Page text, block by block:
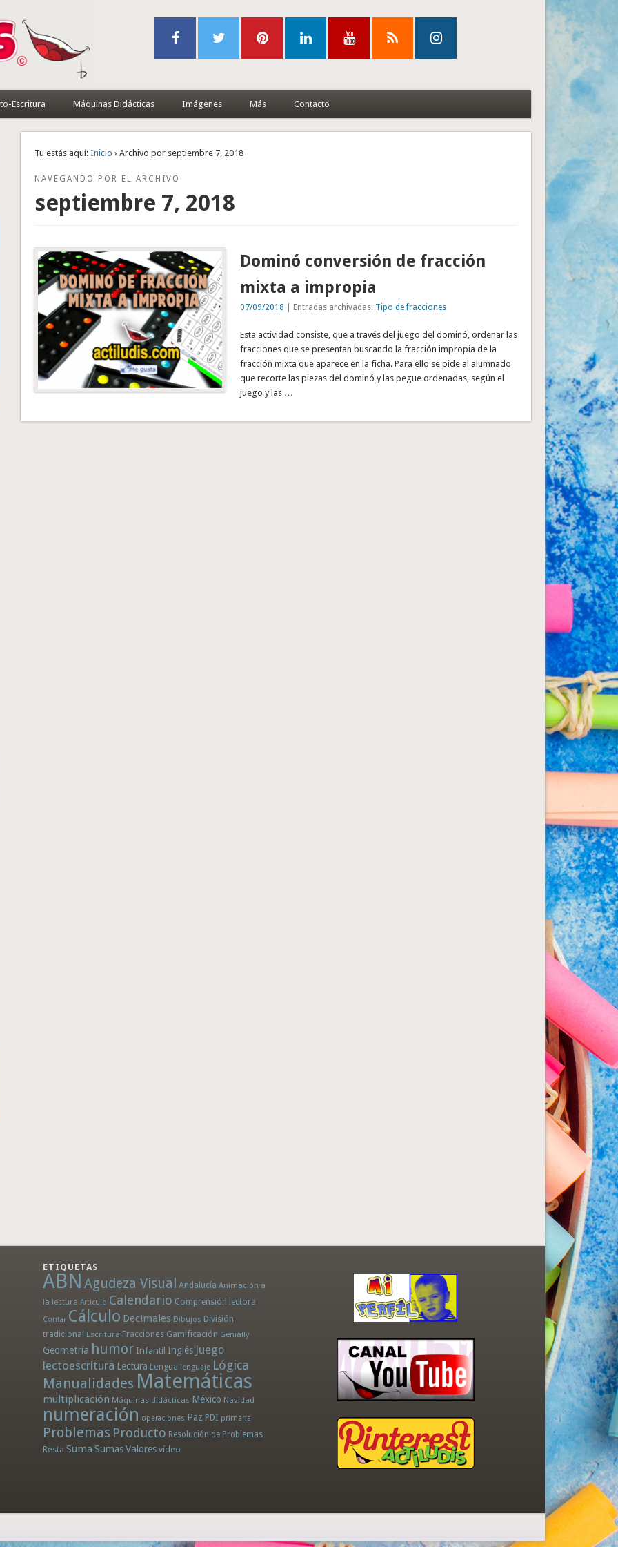
Escritura Máquinas Didácticas Imágenes Más Contacto
Tu estás aquí: Inicio › Archivo por septiembre 7, 2018
NAVEGANDO POR EL ARCHIVO
septiembre 7, 2018
Dominó conversión de fracción
mixta a impropia
07/09/2018 | Entradas archivadas: Tipo de fracciones
Esta actividad consiste, que a través del juego del dominó, ordenar las
fracciones que se presentan buscando la fracción impropia de la
fracción mixta que aparece en la ficha. Para ello se pide al alumnado
que recorte las piezas del dominó y las pegue ordenadas, según el
juego y las …
ETIQUETAS
ABN Agudeza Visual Andalucía Animación a
la lectura Artículo Calendario Comprensión lectora
Contar Cálculo Decimales Dibujos División
tradicional Escritura Fracciones Gamificación Genially
Geometría humor Infantil Inglés Juego
lectoescritura Lectura Lengua lenguaje Lógica
Manualidades Matemáticas
multiplicación Máquinas didácticas México Navidad
numeración operaciones Paz PDI primaria
Problemas Producto Resolución de Problemas
Resta Suma SumasValores vídeo